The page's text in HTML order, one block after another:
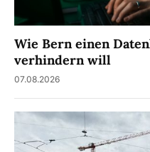
Wie Bern einen
verhindern will
07.08.2026